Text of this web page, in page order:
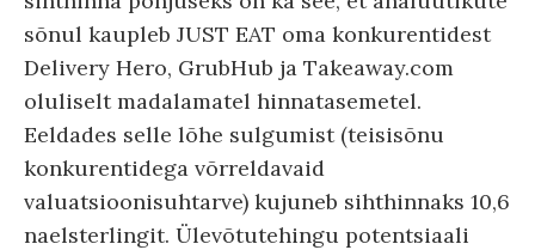
sõnul kaupleb JUST EAT oma konkurentidest
Delivery Hero, GrubHub ja Takeaway.com
oluliselt madalamatel hinnatasemetel.
Eeldades selle lõhe sulgumist (teisisõnu
konkurentidega võrreldavaid
valuatsioonisuhtarve) kujuneb sihthinnaks 10,6
naelsterlingit. Ülevõtutehingu potentsiaali